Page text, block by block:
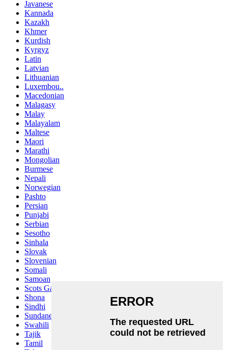
Javanese
Kannada
Kazakh
Khmer
Kurdish
Kyrgyz
Latin
Latvian
Lithuanian
Luxembou..
Macedonian
Malagasy
Malay
Malayalam
Maltese
Maori
Marathi
Mongolian
Burmese
Nepali
Norwegian
Pashto
Persian
Punjabi
Serbian
Sesotho
Sinhala
Slovak
Slovenian
Somali
Samoan
Scots Gaelic
Shona
Sindhi
Sundanese
Swahili
Tajik
Tamil